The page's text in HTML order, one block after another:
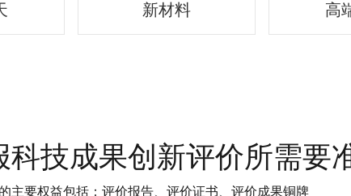
新材料 高
科技成果创新评价所需要
主要权益包括：评价报告、评价证书、评价成果铜牌